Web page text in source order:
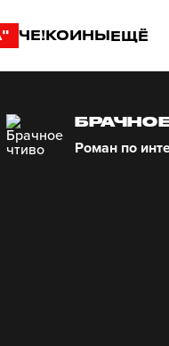
ЧЕ!КОИНЫЕЩЁ
Роман по